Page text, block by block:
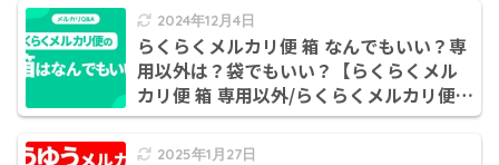
2024年12月4日
らくらくメルカリ便 箱 なんでもいい？専
用以外は？袋でもいい？【らくらくメル
カリ便 箱 専用以外/らくらくメルカリ便
袋でもいい】
2025年1月27日